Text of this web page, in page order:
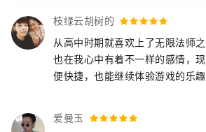
枝绿云胡树的
从高中时期就喜欢上了无限法师
也在我心中有着不一样的感情，
便快捷，也能继续体验游戏的乐
爱曼玉